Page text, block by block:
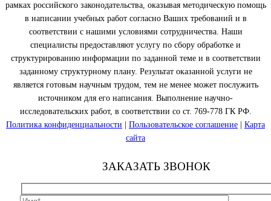
рамках российского законодательства, оказывая методическую помощь
в написании учебных работ согласно Ваших требований и в
соответствии с нашими условиями сотрудничества. Наши
специалисты предоставляют услугу по сбору обработке и
структурированию информации по заданной теме и в соответствии
заданному структурному плану. Результат оказанной услуги не
является готовым научным трудом, тем не менее может послужить
источником для его написания. Выполнение научно-
исследовательских работ, в соответствии со ст. 769-778 ГК РФ.
Политика конфиденциальности
Пользовательское соглашение
Карта
сайта
ЗАКАЗАТЬ ЗВОНОК